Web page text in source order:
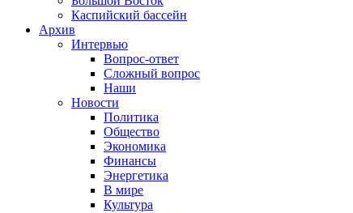
Каспийский бассейн
Архив
Интервью
Вопрос-ответ
Сложный вопрос
Наши
Новости
Политика
Общество
Экономика
Финансы
Энергетика
В мире
Культура